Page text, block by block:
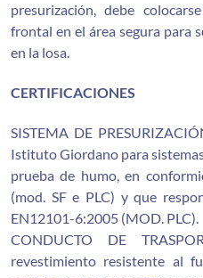
presurización, debe
frontal en el área segura para
en la losa.
CERTIFICACIONES
SISTEMA DE
Istituto Giordano para
prueba de humo, en
(mod. SF e PLC) y que
EN12101-6:2005 (MOD. PLC).
CONDUCTO DE
revestimiento resistente al